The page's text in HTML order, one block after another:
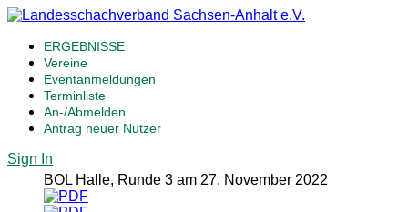
ERGEBNISSE
Vereine
Eventanmeldungen
Terminliste
An-/Abmelden
Antrag neuer Nutzer
Sign In
BOL Halle, Runde 3 am 27. November 2022